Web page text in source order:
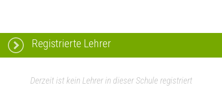
Registrierte Lehrer
Derzeit ist kein Lehrer in dieser Schule registriert